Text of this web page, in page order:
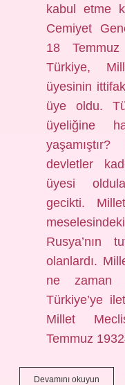
kabul etme
Cemiyet
18
Türkiye,
üyesinin
üye oldu.
üyeliğine
devletler
üyesi
gecikti.
Rusya’nın
olanlardı.
ne zaman
Türkiye’ye
Millet
Temmuz
Devamını okuyun